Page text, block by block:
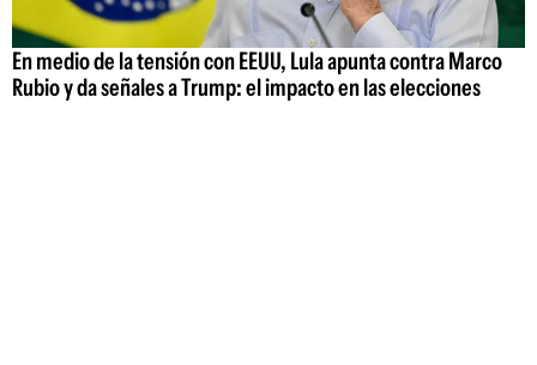
En medio de la tensión con EEUU, Lula apunta contra Marco
Rubio y da señales a Trump: el impacto en las elecciones